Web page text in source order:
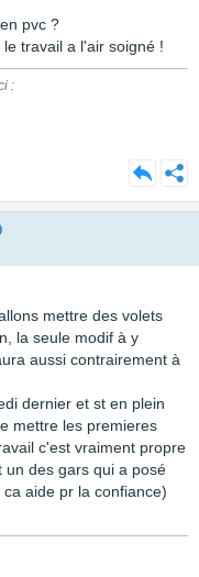
pvc ?
travail a l'air soigné !
:
mettre des volets
la seule modif à y
aussi contrairement à
dernier et st en plein
mettre les premieres
c'est vraiment propre
un des gars qui a posé
aide pr la confiance)